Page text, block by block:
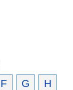
F G
H